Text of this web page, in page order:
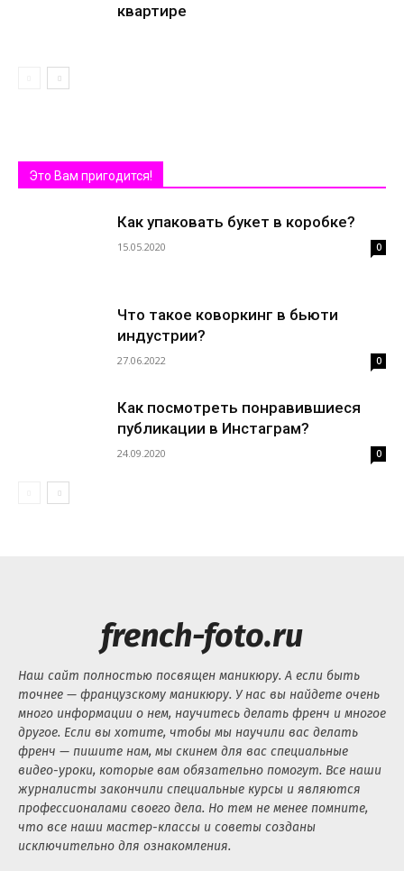
квартире
Это Вам пригодится!
Как упаковать букет в коробке?
15.05.2020 0
Что такое коворкинг в бьюти
индустрии?
27.06.2022 0
Как посмотреть понравившиеся
публикации в Инстаграм?
24.09.2020 0
french-foto.ru
Наш сайт полностью посвящен маникюру. А если быть
точнее — французскому маникюру. У нас вы найдете очень
много информации о нем, научитесь делать френч и многое
другое. Если вы хотите, чтобы мы научили вас делать
френч — пишите нам, мы скинем для вас специальные
видео-уроки, которые вам обязательно помогут. Все наши
журналисты закончили специальные курсы и являются
профессионалами своего дела. Но тем не менее помните,
что все наши мастер-классы и советы созданы
исключительно для ознакомления.